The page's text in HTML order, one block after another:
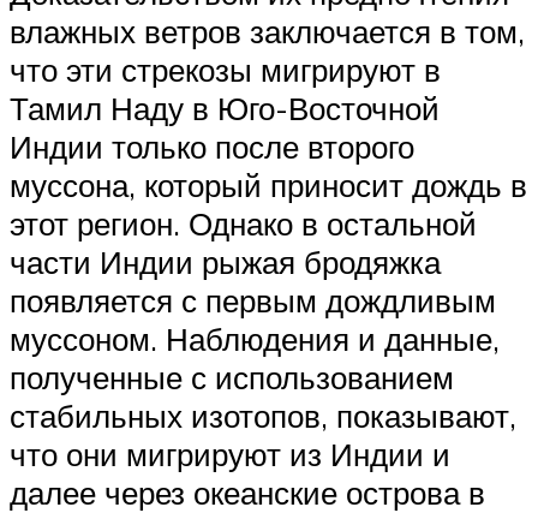
влажных ветров заключается в том,
что эти стрекозы мигрируют в
Тамил Наду в Юго-Восточной
Индии только после второго
муссона, который приносит дождь в
этот регион. Однако в остальной
части Индии рыжая бродяжка
появляется с первым дождливым
муссоном. Наблюдения и данные,
полученные с использованием
стабильных изотопов, показывают,
что они мигрируют из Индии и
далее через океанские острова в